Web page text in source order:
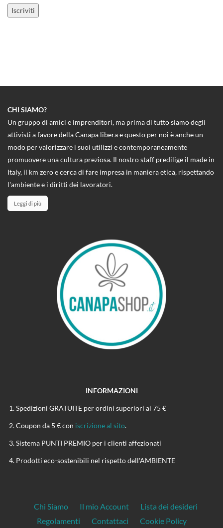
CHI SIAMO?
Un gruppo di amici e imprenditori, ma prima di tutto siamo degli
attivisti a favore della Canapa libera e questo per noi è anche un
modo per valorizzare i suoi utilizzi e contemporaneamente
promuovere una cultura preziosa. Il nostro staff predilige il made in
Italy, il km zero e cerca di fare impresa in maniera etica, rispettando
l'ambiente e i diritti dei lavoratori.
Leggi di più
INFORMAZIONI
Spedizioni GRATUITE per ordini superiori ai 75 €
Coupon da 5 € con iscrizione al sito.
Sistema PUNTI PREMIO per i clienti affezionati
Prodotti eco-sostenibili nel rispetto dell'AMBIENTE
Chi Siamo Il mio Account
Lista dei desideri
Regolamenti
Contattaci
Cookie Policy